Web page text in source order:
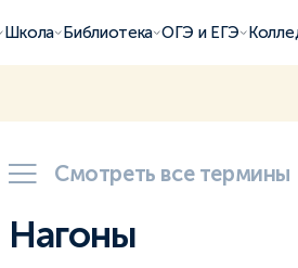
Школа Библиотека ОГЭ и ЕГЭ
Смотреть все термины
Нагоны